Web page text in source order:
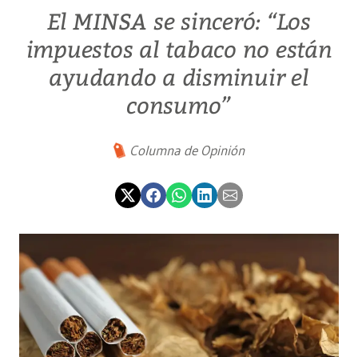
El MINSA se sinceró: “Los
impuestos al tabaco no están
ayudando a disminuir el
consumo”
Columna de Opinión